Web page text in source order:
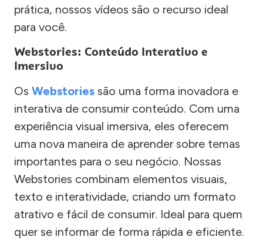
prática, nossos vídeos são o recurso ideal
para você.
Webstories: Conteúdo Interativo e
Imersivo
Os Webstories são uma forma inovadora e
interativa de consumir conteúdo. Com uma
experiência visual imersiva, eles oferecem
uma nova maneira de aprender sobre temas
importantes para o seu negócio. Nossas
Webstories combinam elementos visuais,
texto e interatividade, criando um formato
atrativo e fácil de consumir. Ideal para quem
quer se informar de forma rápida e eficiente.